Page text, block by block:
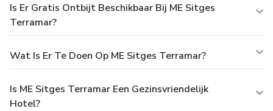
Is Er Gratis Ontbijt Beschikbaar Bij ME Sitges
Terramar?
Wat Is Er Te Doen Op ME Sitges Terramar?
Is ME Sitges Terramar Een Gezinsvriendelijk
Hotel?